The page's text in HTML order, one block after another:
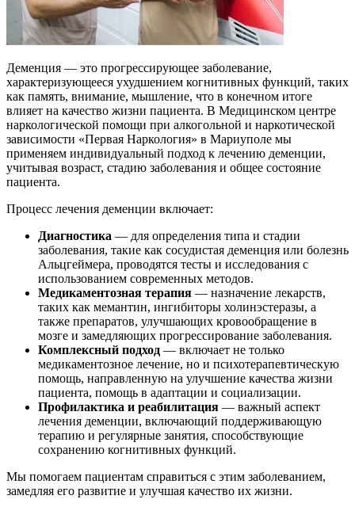
Деменция — это прогрессирующее заболевание,
характеризующееся ухудшением когнитивных функций, таких
как память, внимание, мышление, что в конечном итоге
влияет на качество жизни пациента. В Медицинском центре
наркологической помощи при алкогольной и наркотической
зависимости «Первая Наркология» в Мариуполе мы
применяем индивидуальный подход к лечению деменции,
учитывая возраст, стадию заболевания и общее состояние
пациента.
Процесс лечения деменции включает:
Диагностика — для определения типа и стадии
заболевания, такие как сосудистая деменция или болезнь
Альцгеймера, проводятся тесты и исследования с
использованием современных методов.
Медикаментозная терапия — назначение лекарств,
таких как мемантин, ингибиторы холинэстеразы, а
также препаратов, улучшающих кровообращение в
мозге и замедляющих прогрессирование заболевания.
Комплексный подход — включает не только
медикаментозное лечение, но и психотерапевтическую
помощь, направленную на улучшение качества жизни
пациента, помощь в адаптации и социализации.
Профилактика и реабилитация — важный аспект
лечения деменции, включающий поддерживающую
терапию и регулярные занятия, способствующие
сохранению когнитивных функций.
Мы помогаем пациентам справиться с этим заболеванием,
замедляя его развитие и улучшая качество их жизни.